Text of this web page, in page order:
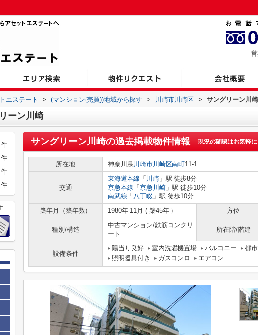
エステート > (マンション(売買))地域から探す > 川崎市川崎区 > サングリーン川崎
ーン川崎
サングリーン川崎の過去掲載物件情報 現況の確認はお気軽に
所在地 神奈川県川崎市川崎区南町11-1
交通
東海道本線 「 川崎 」駅 徒歩8分
京急本線 「 京急川崎 」駅 徒歩10分
南武線 「 八丁畷 」駅 徒歩10分
築年月（築年数）
1980年 11月 ( 築45年 ) 方位
種別/構造
中古マンション/鉄筋コンクリ
ート
所在階/階建
設備条件
陽当り良好 室内洗濯機置場 バルコニー 都
照明器具付き
ガスコンロ エアコン
件
件
件
件